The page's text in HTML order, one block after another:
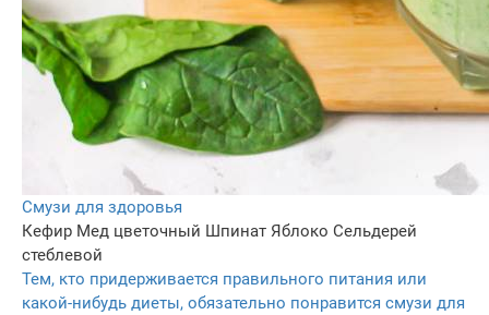
Смузи для здоровья
Кефир Мед цветочный Шпинат Яблоко Сельдерей
стеблевой
Тем, кто придерживается правильного питания или
какой-нибудь диеты, обязательно понравится смузи для